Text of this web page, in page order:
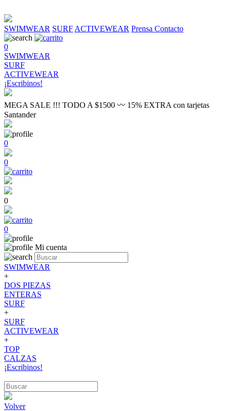
SWIMWEAR SURF ACTIVEWEAR Prensa Contacto
0
SWIMWEAR
SURF
ACTIVEWEAR
¡Escribinos!
MEGA SALE !!! TODO A $1500 〰 15% EXTRA con tarjetas
Santander
0
0
0
0
Mi cuenta
SWIMWEAR
+
DOS PIEZAS
ENTERAS
SURF
+
SURF
ACTIVEWEAR
+
TOP
CALZAS
¡Escribinos!
Volver